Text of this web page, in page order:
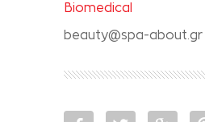
Biomedical
beauty@spa-about.gr